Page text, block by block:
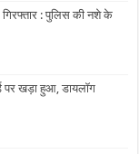
गिरफ्तार : पुलिस की नशे के
पर खड़ा हुआ, डायलॉग